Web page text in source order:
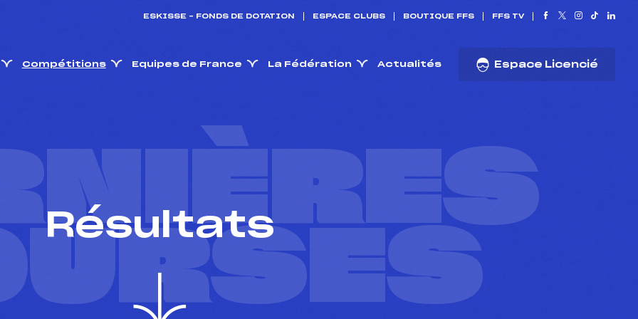
ESKISSE – FONDS DE DOTATION ESPACE CLUBS BOUTIQUE FFS FFS TV
Compétitions Equipes de France La Fédération Actualités Espace Licencié
Résultats